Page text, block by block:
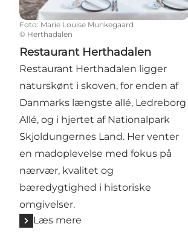
Foto: Marie Louise Munkegaard
© Herthadalen
Restaurant Herthadalen
Restaurant Herthadalen ligger
naturskønt i skoven, for enden af
Danmarks længste allé, Ledreborg
Allé, og i hjertet af Nationalpark
Skjoldungernes Land. Her venter
en madoplevelse med fokus på
nærvær, kvalitet og
bæredygtighed i historiske
omgivelser.
Læs mere